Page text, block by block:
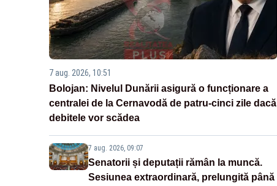
7 aug. 2026, 10:51
Bolojan: Nivelul Dunării asigură o funcționare a
centralei de la Cernavodă de patru-cinci zile dacă
debitele vor scădea
7 aug. 2026, 09:07
Senatorii și deputații rămân la muncă.
Sesiunea extraordinară, prelungită până